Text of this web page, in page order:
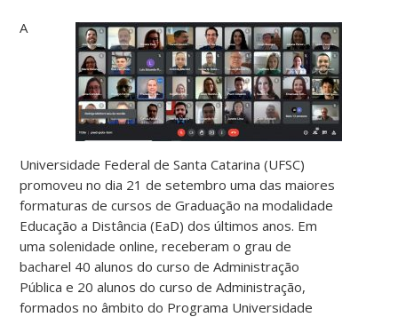
A
Universidade Federal de Santa Catarina (UFSC)
promoveu no dia 21 de setembro uma das maiores
formaturas de cursos de Graduação na modalidade
Educação a Distância (EaD) dos últimos anos. Em
uma solenidade online, receberam o grau de
bacharel 40 alunos do curso de Administração
Pública e 20 alunos do curso de Administração,
formados no âmbito do Programa Universidade